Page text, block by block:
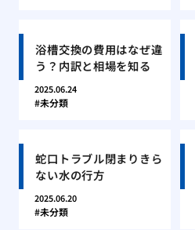
浴槽交換の費用はなぜ違
う？内訳と相場を知る
2025.06.24
未分類
蛇口トラブル閉まりきら
ない水の行方
2025.06.20
未分類